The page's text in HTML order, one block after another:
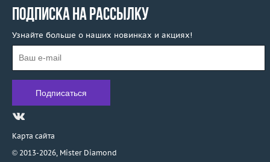
ПОДПИСКА НА РАССЫЛКУ
Узнайте больше о наших новинках и акциях!
Карта сайта
© 2013-2026, Mister Diamond